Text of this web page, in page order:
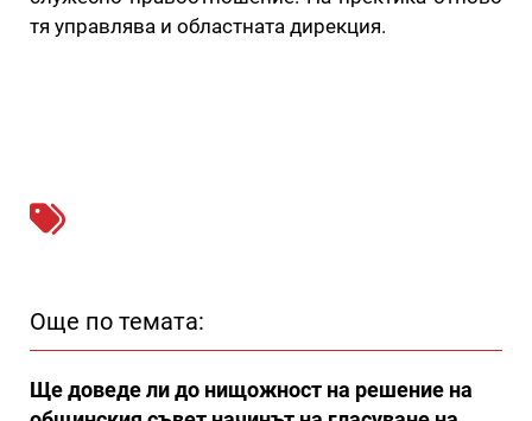
тя управлява и областната дирекция.
Още по темата:
Ще доведе ли до нищожност на решение на